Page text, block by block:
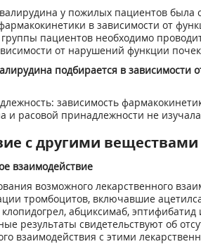
у пожилых пациентов была
в зависимости от
пациентов необходимо
от нарушений функции
подбирается в зависимости
зависимость
и расовой принадлежности не
с другими веществами
взаимодействие
возможного лекарственного
тромбоцитов, включавшие
клопидогрел, абциксимаб, эптифибатид
результаты свидетельствуют об
взаимодействия с этими